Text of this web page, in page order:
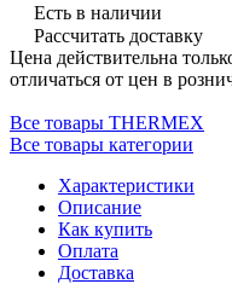
Есть в наличии
Рассчитать доставку
Цена действительна
отличаться от цен в
Все товары THERMEX
Все товары категории
Характеристики
Описание
Как купить
Оплата
Доставка